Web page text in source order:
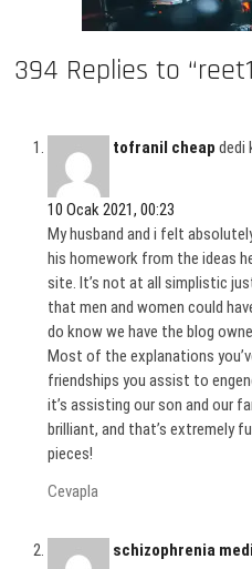
394 Replies to
tofranil cheap dedi
10 Ocak 2021, 00:23
My husband and i felt
his homework from the ideas
site. It’s not at all simplistic
that men and women could
do know we have the blog
Most of the explanations
friendships you assist to
it’s assisting our son and our
brilliant, and that’s extremely
pieces!
Cevapla
schizophrenia